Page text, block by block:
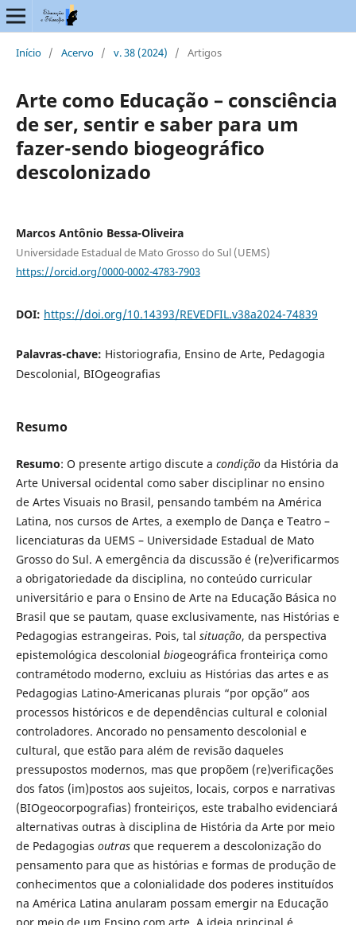
Início / Acervo / v. 38 (2024) / Artigos
Arte como Educação – consciência
de ser, sentir e saber para um
fazer-sendo biogeográfico
descolonizado
Marcos Antônio Bessa-Oliveira
Universidade Estadual de Mato Grosso do Sul (UEMS)
https://orcid.org/0000-0002-4783-7903
DOI: https://doi.org/10.14393/REVEDFIL.v38a2024-74839
Palavras-chave: Historiografia, Ensino de Arte, Pedagogia
Descolonial, BIOgeografias
Resumo
Resumo: O presente artigo discute a condiçãoda História da
Arte Universal ocidental como saber disciplinar no ensino
de Artes Visuais no Brasil, pensando também na América
Latina, nos cursos de Artes, a exemplo de Dança e Teatro –
licenciaturas da UEMS – Universidade Estadual de Mato
Grosso do Sul. A emergência da discussão é (re)verificarmos
a obrigatoriedade da disciplina, no conteúdo curricular
universitário e para o Ensino de Arte na Educação Básica no
Brasil que se pautam, quase exclusivamente, nas Histórias e
Pedagogias estrangeiras. Pois, tal situação, da perspectiva
epistemológica descolonial biogeográfica fronteiriça como
contramétodo moderno, excluiu as Histórias das artes e as
Pedagogias Latino-Americanas plurais “por opção” aos
processos históricos e de dependências cultural e colonial
controladores. Ancorado no pensamento descolonial e
cultural, que estão para além de revisão daqueles
pressupostos modernos, mas que propõem (re)verificações
dos fatos (im)postos aos sujeitos, locais, corpos e narrativas
(BIOgeocorpografias) fronteiriços, este trabalho evidenciará
alternativas outras à disciplina de História da Arte por meio
de Pedagogias outrasque requerem a descolonização do
pensamento para que as histórias e formas de produção de
conhecimentos que a colonialidade dos poderes instituídos
na América Latina anularam possam emergir na Educação
por meio de um Ensino com arte. A ideia principal é